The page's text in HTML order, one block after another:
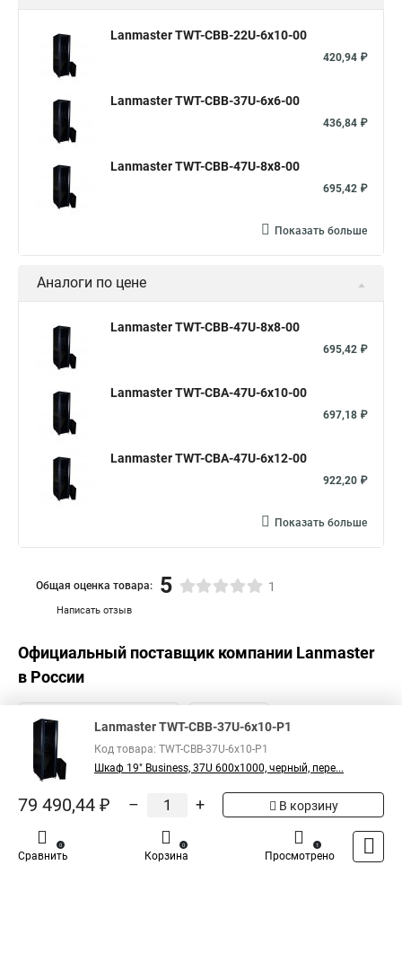
Lanmaster TWT-CBB-22U-6x10-00
420,94 ₽
Lanmaster TWT-CBB-37U-6x6-00
436,84 ₽
Lanmaster TWT-CBB-47U-8x8-00
695,42 ₽
Показать больше
Аналоги по цене
Lanmaster TWT-CBB-47U-8x8-00
695,42 ₽
Lanmaster TWT-CBA-47U-6x10-00
697,18 ₽
Lanmaster TWT-CBA-47U-6x12-00
922,20 ₽
Показать больше
Написать отзыв
Общая оценка товара: 5 1
Официальный поставщик компании Lanmaster
в России
Lanmaster TWT-CBB-37U-6x10-P1
Код товара: TWT-CBB-37U-6x10-P1
Шкаф 19" Business, 37U 600x1000, черный, пере...
79 490,44 ₽ – + В корзину
Сравнить
0
Корзина
0
Просмотрено
1